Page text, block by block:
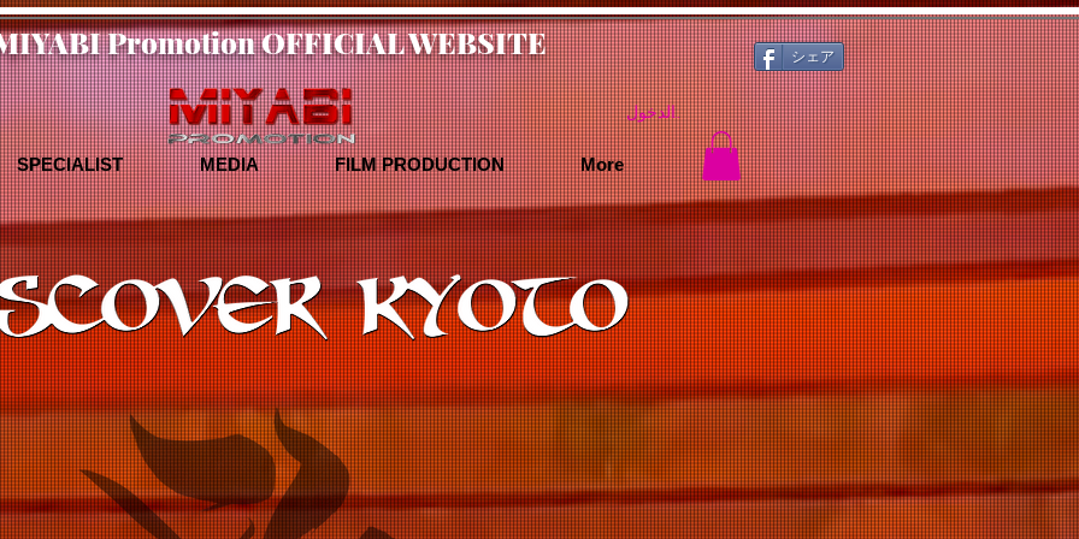
Promotion OFFICIAL WEBSITE
تسجيل الدخول
SPECIALIST MEDIA FILM PRODUCTION More
シェア